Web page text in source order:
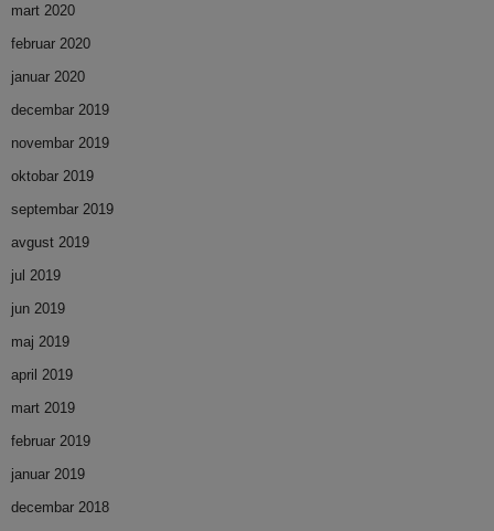
mart 2020
februar 2020
januar 2020
decembar 2019
novembar 2019
oktobar 2019
septembar 2019
avgust 2019
jul 2019
jun 2019
maj 2019
april 2019
mart 2019
februar 2019
januar 2019
decembar 2018